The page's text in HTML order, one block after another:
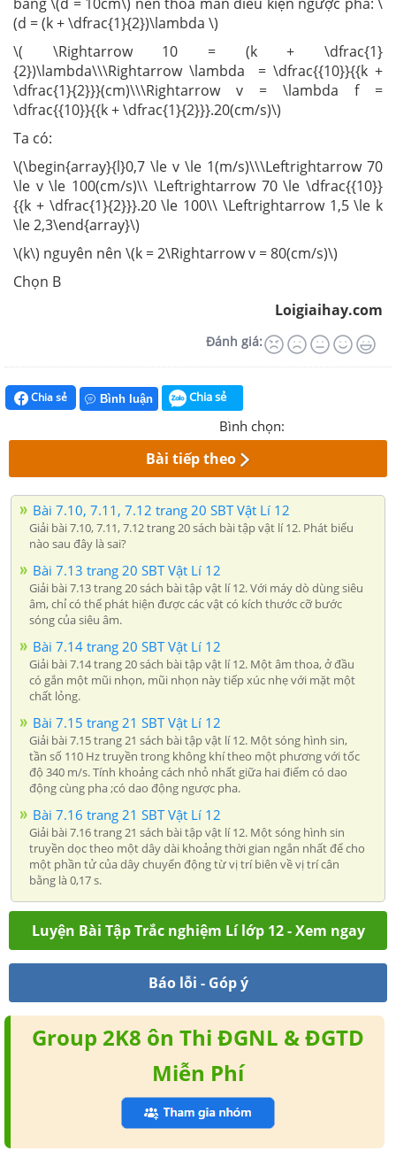
(d = (k + \dfrac{1}{2})\lambda \)
\( \Rightarrow 10 = (k + \dfrac{1}
{2})\lambda\\\Rightarrow \lambda = \dfrac{{10}}{{k +
\dfrac{1}{2}}}(cm)\\\Rightarrow v = \lambda f =
\dfrac{{10}}{{k + \dfrac{1}{2}}}.20(cm/s)\)
Ta có:
\(\begin{array}{l}0,7 \le v \le 1(m/s)\\\Leftrightarrow 70
\le v \le 100(cm/s)\\ \Leftrightarrow 70 \le \dfrac{{10}}
{{k + \dfrac{1}{2}}}.20 \le 100\\ \Leftrightarrow 1,5 \le k
\le 2,3\end{array}\)
\(k\) nguyên nên \(k = 2\Rightarrow v = 80(cm/s)\)
Chọn B
Loigiaihay.com
Đánh giá:
Chia sẻ Bình luận Chia sẻ
Bình chọn:
Bài tiếp theo
Bài 7.10, 7.11, 7.12 trang 20 SBT Vật Lí 12
Giải bài 7.10, 7.11, 7.12 trang 20 sách bài tập vật lí 12. Phát biểu
nào sau đây là sai?
Bài 7.13 trang 20 SBT Vật Lí 12
Giải bài 7.13 trang 20 sách bài tập vật lí 12. Với máy dò dùng siêu
âm, chỉ có thể phát hiện được các vật có kích thước cỡ bước
sóng của siêu âm.
Bài 7.14 trang 20 SBT Vật Lí 12
Giải bài 7.14 trang 20 sách bài tập vật lí 12. Một âm thoa, ở đầu
có gắn một mũi nhọn, mũi nhọn này tiếp xúc nhẹ với mặt một
chất lỏng.
Bài 7.15 trang 21 SBT Vật Lí 12
Giải bài 7.15 trang 21 sách bài tập vật lí 12. Một sóng hình sin,
tần số 110 Hz truyền trong không khí theo một phương với tốc
độ 340 m/s. Tính khoảng cách nhỏ nhất giữa hai điểm có dao
động cùng pha ;có dao động ngược pha.
Bài 7.16 trang 21 SBT Vật Lí 12
Giải bài 7.16 trang 21 sách bài tập vật lí 12. Một sóng hình sin
truyền dọc theo một dây dài khoảng thời gian ngắn nhất để cho
một phần tử của dây chuyển động từ vị trí biên về vị trí cân
bằng là 0,17 s.
Luyện Bài Tập Trắc nghiệm Lí lớp 12 - Xem ngay
Báo lỗi - Góp ý
Group 2K8 ôn Thi ĐGNL & ĐGTD
Miễn Phí